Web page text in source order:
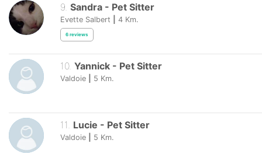
9 Sandra - Pet Sitter
Evette Salbert 4 Km.
6 reviews
10. Yannick - Pet Sitter
Valdoie 5 Km.
11 Lucie - Pet Sitter
Valdoie 5 Km.